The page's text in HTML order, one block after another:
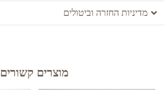
מדיניות החזרה וביטולים
מוצרים קשורים